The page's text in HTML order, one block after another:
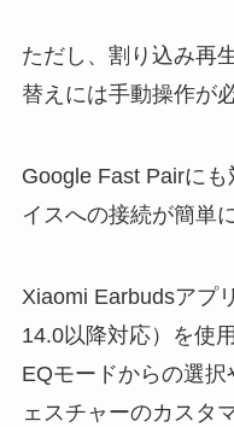
ただし、割り込み再
替えには手動操作が
Google Fast Pairに
イスへの接続が簡単
Xiaomi Earbudsアプ
14.0以降対応）を使
EQモードからの選
ェスチャーのカスタ